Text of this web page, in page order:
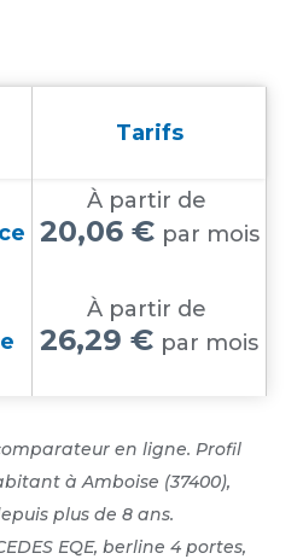
Tarifs
À partir de
20,06 € par mois
À partir de
26,29 € par mois
en ligne. Profil
à Amboise (37400),
plus de 8 ans.
EQE, berline 4 portes,